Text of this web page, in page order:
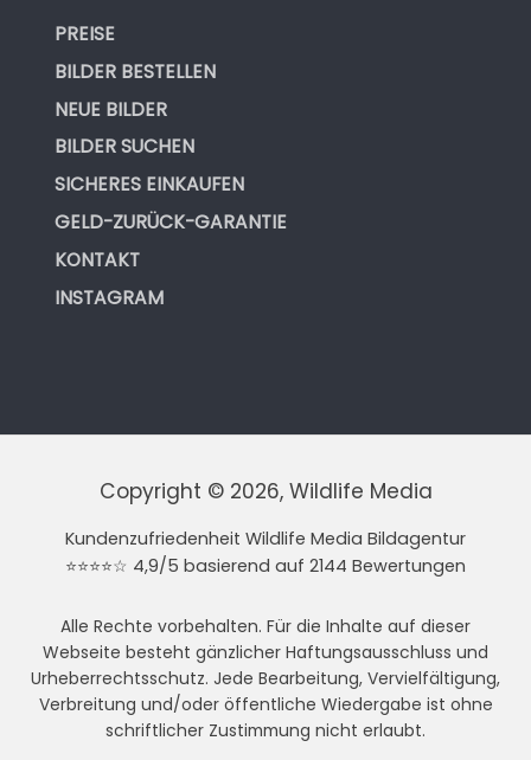
PREISE
BILDER BESTELLEN
NEUE BILDER
BILDER SUCHEN
SICHERES EINKAUFEN
GELD-ZURÜCK-GARANTIE
KONTAKT
INSTAGRAM
Copyright © 2026, Wildlife Media
Kundenzufriedenheit Wildlife Media Bildagentur
⭐⭐⭐⭐☆ 4,9/5 basierend auf 2144 Bewertungen
Alle Rechte vorbehalten. Für die Inhalte auf dieser
Webseite besteht gänzlicher Haftungsausschluss und
Urheberrechtsschutz. Jede Bearbeitung, Vervielfältigung,
Verbreitung und/oder öffentliche Wiedergabe ist ohne
schriftlicher Zustimmung nicht erlaubt.